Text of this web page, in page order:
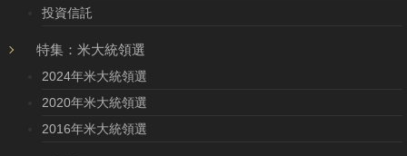
投資信託
特集：米大統領選
2024年米大統領選
2020年米大統領選
2016年米大統領選